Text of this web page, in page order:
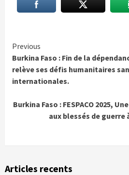
Continue
Reading
Previous
Burkina Faso : Fin de la
relève ses défis humanitaires
internationales.
Burkina Faso : FESPACO 2025,
aux blessés de
Articles recents